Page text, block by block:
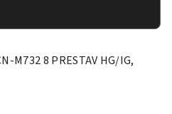
M732 8 PRESTAV HG/IG,